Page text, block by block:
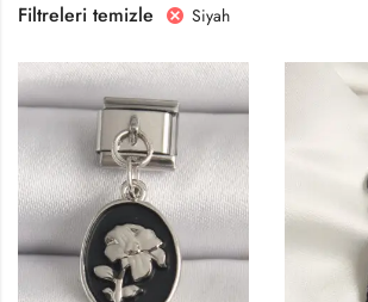
Filtreleri temizle Siyah